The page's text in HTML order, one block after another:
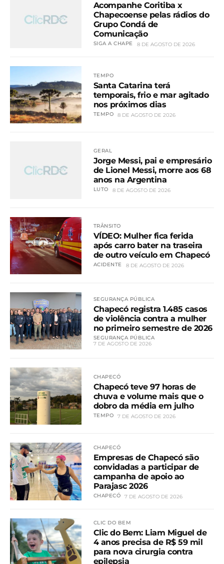
Acompanhe Coritiba x
Chapecoense pelas rádios do
Grupo Condá de
Comunicação
SIGA A CHAPE 8 DE AGOSTO DE 2026
TEMPO
Santa Catarina terá
temporais, frio e mar agitado
nos próximos dias
TEMPO 8 DE AGOSTO DE 2026
GERAL
Jorge Messi, pai e empresário
de Lionel Messi, morre aos 68
anos na Argentina
LUTO 8 DE AGOSTO DE 2026
TRÂNSITO
VÍDEO: Mulher fica ferida
após carro bater na traseira
de outro veículo em Chapecó
ACIDENTE 8 DE AGOSTO DE 2026
SEGURANÇA PÚBLICA
Chapecó registra 1.485 casos
de violência contra a mulher
no primeiro semestre de 2026
SEGURANÇA PÚBLICA
7 DE AGOSTO DE 2026
CHAPECÓ
Chapecó teve 97 horas de
chuva e volume mais que o
dobro da média em julho
TEMPO 7 DE AGOSTO DE 2026
CHAPECÓ
Empresas de Chapecó são
convidadas a participar de
campanha de apoio ao
Parajasc 2026
CHAPECÓ 7 DE AGOSTO DE 2026
CLIC DO BEM
Clic do Bem: Liam Miguel de
4 anos precisa de R$ 59 mil
para nova cirurgia contra
epilepsia